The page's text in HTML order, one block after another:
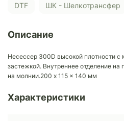
DTF ШК - Шелкотрансфер
Описание
Несессер 300D высокой плотности с
застежкой. Внутреннее отделение на
на молнии.200 x 115 x 140 мм
Характеристики